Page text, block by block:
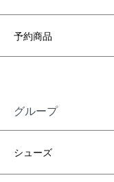
予約商品
グループ
シューズ